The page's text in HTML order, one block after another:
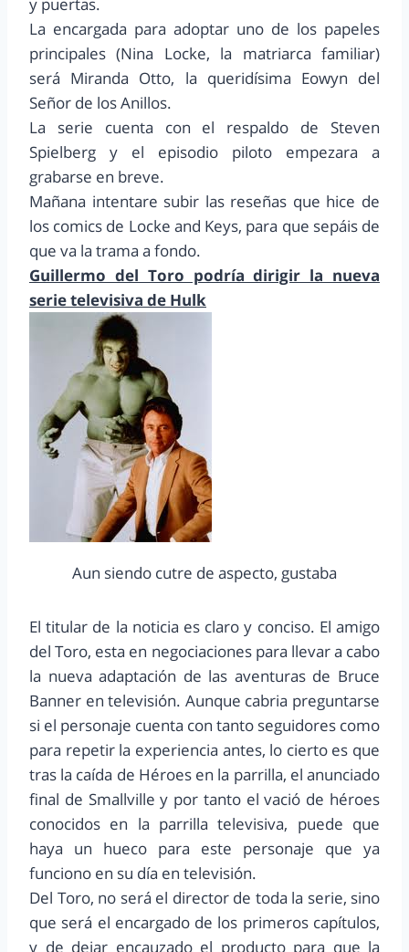
y puertas.
La encargada para adoptar uno de los papeles
principales (Nina Locke, la matriarca familiar)
será Miranda Otto, la queridísima Eowyn del
Señor de los Anillos.
La serie cuenta con el respaldo de Steven
Spielberg y el episodio piloto empezara a
grabarse en breve.
Mañana intentare subir las reseñas que hice de
los comics de Locke and Keys, para que sepáis de
que va la trama a fondo.
Guillermo del Toro podría dirigir la nueva
serie televisiva de Hulk
Aun siendo cutre de aspecto, gustaba
El titular de la noticia es claro y conciso. El amigo
del Toro, esta en negociaciones para llevar a cabo
la nueva adaptación de las aventuras de Bruce
Banner en televisión. Aunque cabria preguntarse
si el personaje cuenta con tanto seguidores como
para repetir la experiencia antes, lo cierto es que
tras la caída de Héroes en la parrilla, el anunciado
final de Smallville y por tanto el vació de héroes
conocidos en la parrilla televisiva, puede que
haya un hueco para este personaje que ya
funciono en su día en televisión.
Del Toro, no será el director de toda la serie, sino
que será el encargado de los primeros capítulos,
y de dejar encauzado el producto para que la